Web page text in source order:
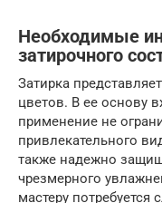
Необходимые
затирочного
Затирка
цветов. В ее основу
применение не
привлекательного
также надежно
чрезмерного
мастеру потребуется